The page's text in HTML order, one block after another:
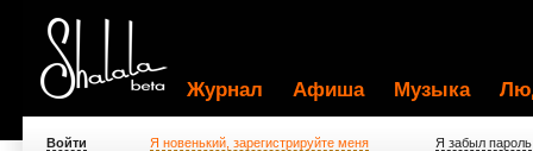
Журнал Афиша Музыка
Войти Я новенький, зарегистрируйте меня Я забыл пароль